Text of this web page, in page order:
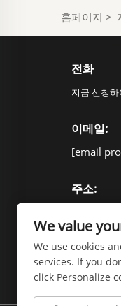
홈페이지 >
전화
지금 신청
이메일:
[email
주소:
112번지,
We value
We use cookies
services. If you
click Personalize